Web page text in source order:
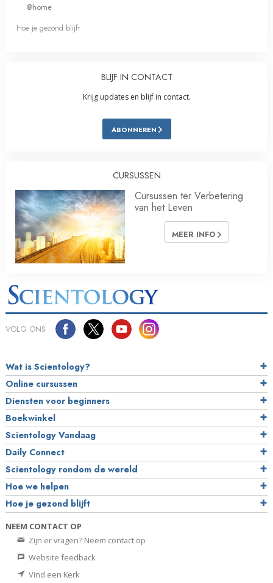
@home
Hoe je gezond blijft
BLIJF IN CONTACT
Krijg updates en blijf in contact.
ABONNEREN
CURSUSSEN
Cursussen ter Verbetering
van het Leven
MEER INFO
VOLG ONS
Wat is Scientology?
Online cursussen
Diensten voor beginners
Boekwinkel
Scientology Vandaag
Daily Connect
Scientology rondom de wereld
Hoe we helpen
Hoe je gezond blijft
NEEM CONTACT OP
Zijn er vragen? Neem contact op
Website feedback
Vind een Kerk